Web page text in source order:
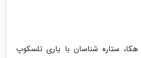
ستاره شناسان با یاری تلسکوپ